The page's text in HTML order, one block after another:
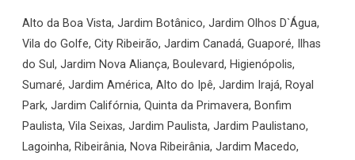
Alto da Boa Vista, Jardim Botânico, Jardim Olhos D`Água,
Vila do Golfe, City Ribeirão, Jardim Canadá, Guaporé, Ilhas
do Sul, Jardim Nova Aliança, Boulevard, Higienópolis,
Sumaré, Jardim América, Alto do Ipê, Jardim Irajá, Royal
Park, Jardim Califórnia, Quinta da Primavera, Bonfim
Paulista, Vila Seixas, Jardim Paulista, Jardim Paulistano,
Lagoinha, Ribeirânia, Nova Ribeirânia, Jardim Macedo,